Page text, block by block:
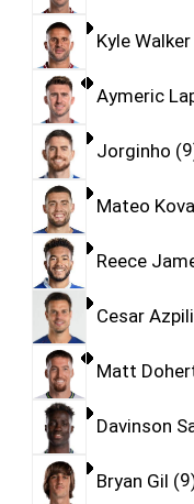
Kyle Walker
Aymeric
Jorginho 9
Mateo
Reece
Cesar
Matt
Davinson
Bryan Gil 9